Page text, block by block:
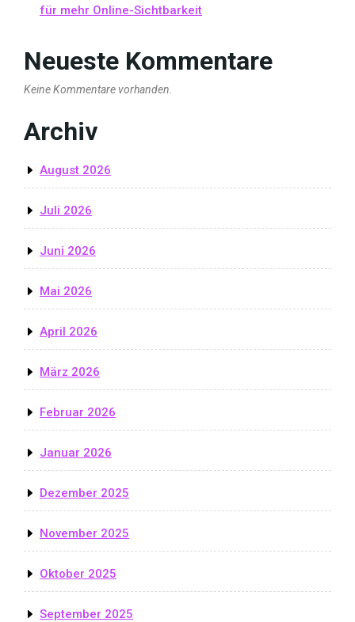
für mehr Online-Sichtbarkeit
Neueste Kommentare
Keine Kommentare vorhanden.
Archiv
August 2026
Juli 2026
Juni 2026
Mai 2026
April 2026
März 2026
Februar 2026
Januar 2026
Dezember 2025
November 2025
Oktober 2025
September 2025